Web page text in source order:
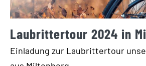
Laubrittertour 2024 in
Einladung zur Laubrittertour